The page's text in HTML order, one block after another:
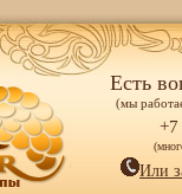
Есть
(мы
+7
Или